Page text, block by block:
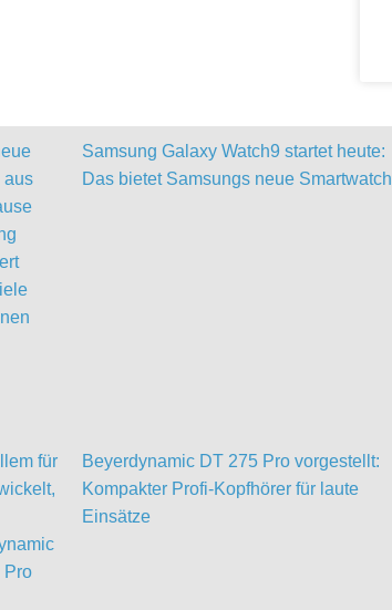
Samsung Galaxy Watch9 startet heute:
Das bietet Samsungs neue Smartwatch
Beyerdynamic DT 275 Pro vorgestellt:
Kompakter Profi-Kopfhörer für laute
Einsätze